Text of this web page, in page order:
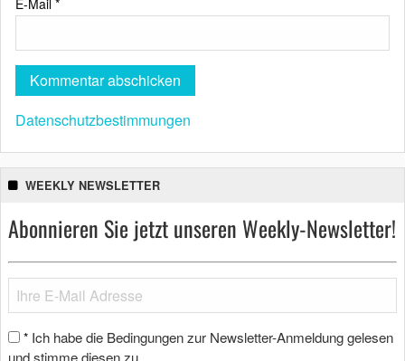
E-Mail *
Datenschutzbestimmungen
WEEKLY NEWSLETTER
Abonnieren Sie jetzt unseren Weekly-Newsletter!
* Ich habe die Bedingungen zur Newsletter-Anmeldung gelesen